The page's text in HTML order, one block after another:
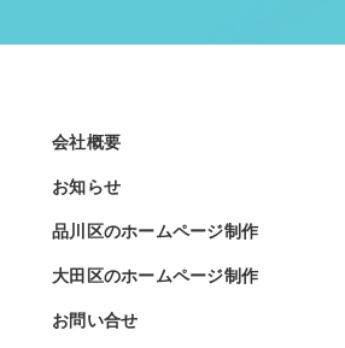
会社概要
お知らせ
品川区のホームページ制作
大田区のホームページ制作
お問い合せ